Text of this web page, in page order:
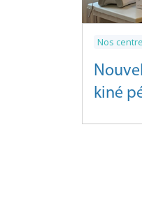
Nos
kiné